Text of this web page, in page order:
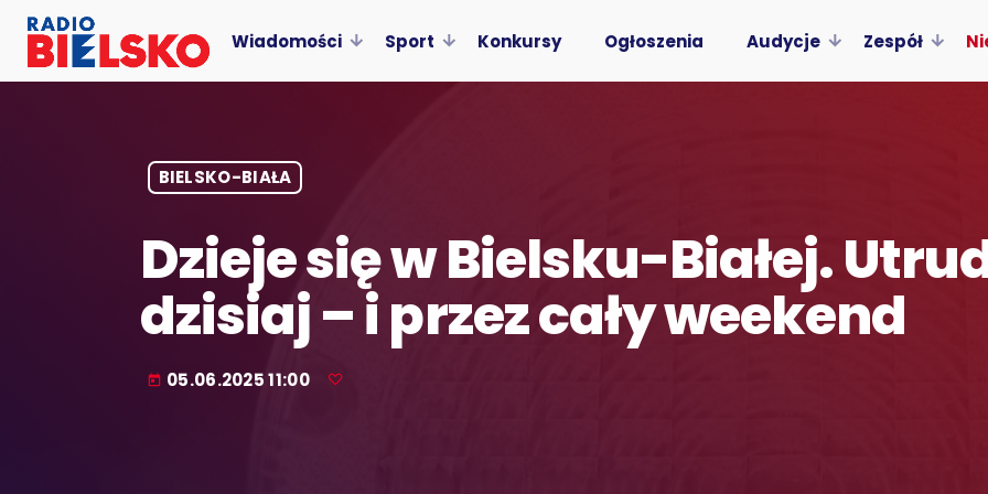
Wiadomości Sport Konkursy Ogłoszenia Audycje Zespół
BIELSKO-BIAŁA
Dzieje się w Bielsku-Białej.
dzisiaj – i przez cały weekend
today 05.06.2025 11:00